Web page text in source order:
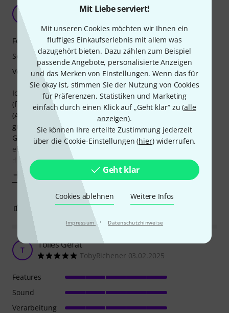
Mit Liebe serviert!
Mit unseren Cookies möchten wir Ihnen ein
fluffiges Einkaufserlebnis mit allem was
dazugehört bieten. Dazu zählen zum Beispiel
passende Angebote, personalisierte Anzeigen
und das Merken von Einstellungen. Wenn das für
Sie okay ist, stimmen Sie der Nutzung von Cookies
für Präferenzen, Statistiken und Marketing
einfach durch einen Klick auf „Geht klar“ zu (alle
anzeigen).
Sie können Ihre erteilte Zustimmung jederzeit
über die Cookie-Einstellungen (hier) widerrufen.
Geht klar
Cookies ablehnen Weitere Infos
Impressum · Datenschutzhinweise
A Gitarre Gut, Verarbeitung Geht So
Ich bin mit der Gitarre eigentlich sehr Zufrieden, sie kam
(für mich) perfekt eingestellt an und hört sich meiner
(Anfänger-)Meinung nach sehr gut an und sieht auch sehr
gut aus. Leider hat mein Modell das Problem, dass das
Griffbrett Fehler aufweist. Die Inlays sind nicht sauber
eingelassen und das Griffbrett hat an einigen stellen an
den Inlays, vor allem an der
Mehr anzeigen
Features
Sound
Verarbeitung
1 BEWERTUNG MELDEN
T Tolles Gerät
TobyRichener 03.02.2025
Features
Sound
Verarbeitung